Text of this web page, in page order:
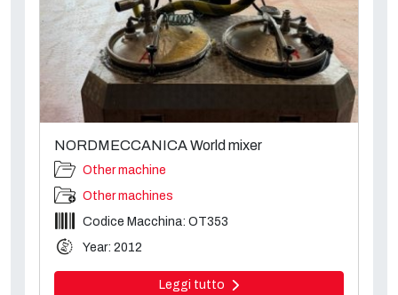
NORDMECCANICA World mixer
Other machine
Other machines
Codice Macchina: OT353
Year: 2012
Leggi tutto